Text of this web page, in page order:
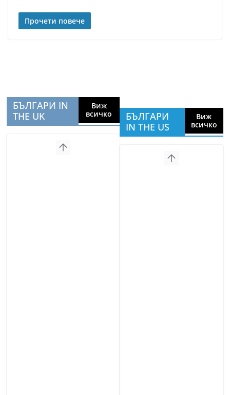
Прочети повече
БЪЛГАРИ IN
THE UK
Виж
всичко
БЪЛГАРИ
IN THE US
Виж
всичко